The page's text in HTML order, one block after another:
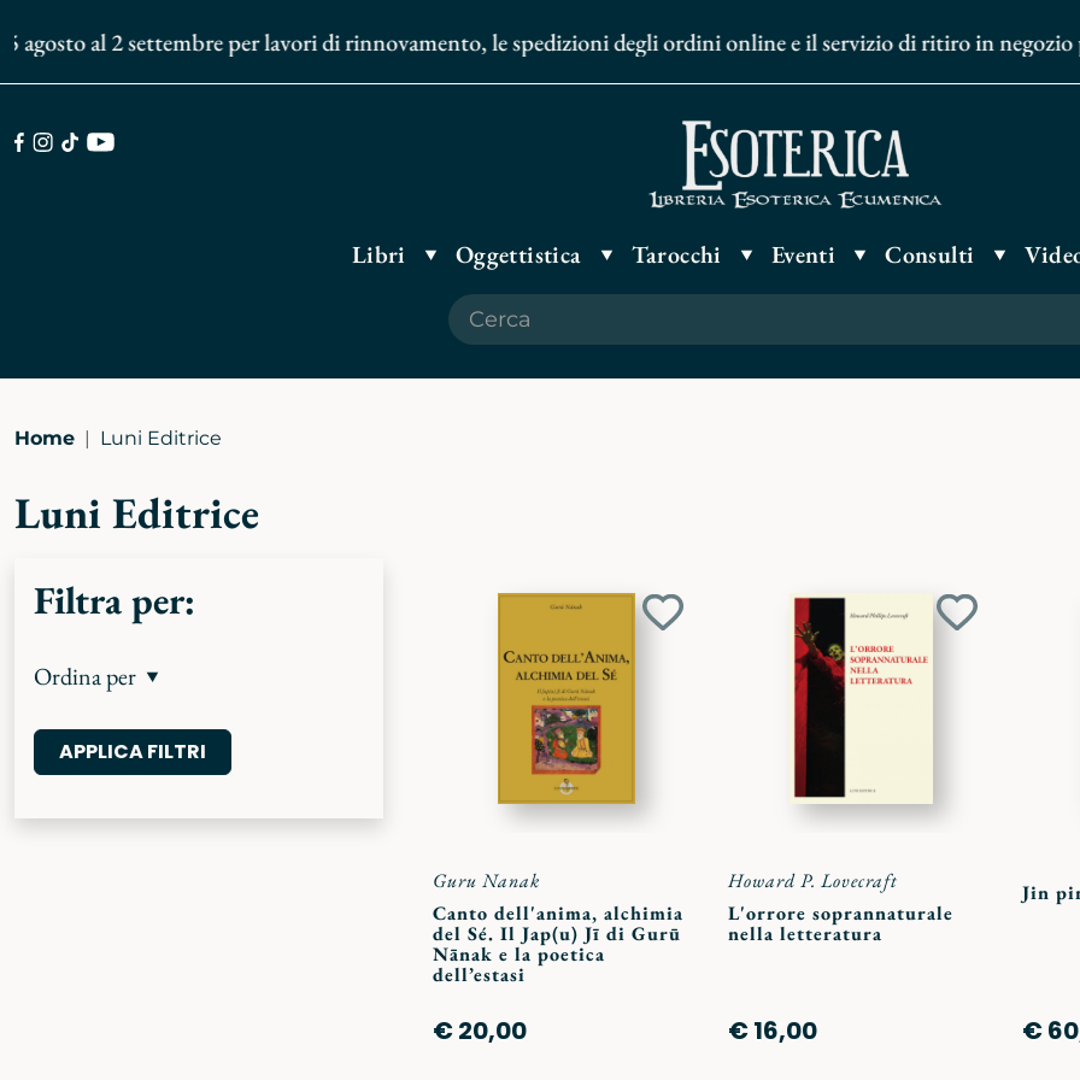
al 2 settembre per lavori di rinnovamento, le spedizioni degli ordini online e il servizio di ritiro in negozio
Libri Oggettistica Tarocchi Eventi Consulti
Home Luni Editrice
Luni Editrice
Filtra per:
Ordina per
Aggiungi
Guru Nanak
Canto dell'anima, alchimia
del Sé. Il Jap(u) Jī di Gurū
Nānak e la poetica
dell’estasi
€ 20,00
Aggiungi
Howard P. Lovecraft
L'orrore soprannaturale
nella letteratura
€ 16,00
Jin
€